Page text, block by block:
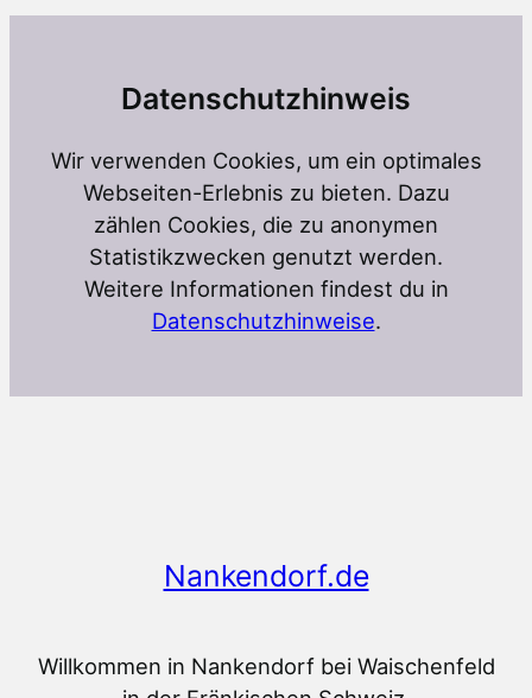
Datenschutzhinweis
Wir verwenden Cookies, um ein optimales
Webseiten-Erlebnis zu bieten. Dazu
zählen Cookies, die zu anonymen
Statistikzwecken genutzt werden.
Weitere Informationen findest du in
Datenschutzhinweise.
Nankendorf.de
Willkommen in Nankendorf bei Waischenfeld